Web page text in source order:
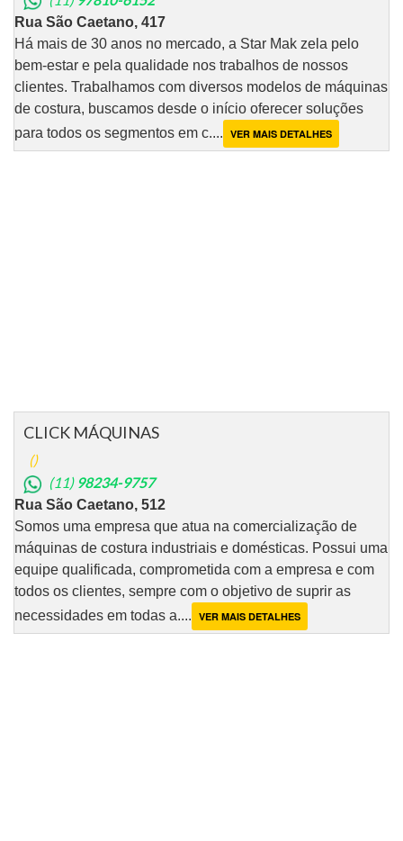
Rua São Caetano, 417
Há mais de 30 anos no mercado, a Star Mak zela pelo
bem-estar e pela qualidade nos trabalhos de nossos
clientes. Trabalhamos com diversos modelos de máquinas
de costura, buscamos desde o início oferecer soluções
para todos os segmentos em c.... VER MAIS DETALHES
CLICK MÁQUINAS
()
(11) 98234-9757
Rua São Caetano, 512
Somos uma empresa que atua na comercialização de
máquinas de costura industriais e domésticas. Possui uma
equipe qualificada, comprometida com a empresa e com
todos os clientes, sempre com o objetivo de suprir as
necessidades em todas a.... VER MAIS DETALHES